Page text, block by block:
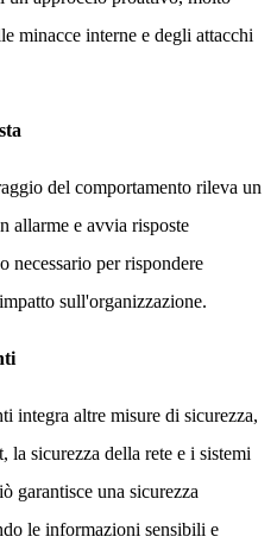
minacce interne e degli attacchi
del comportamento rileva un
allarme e avvia risposte
necessario per rispondere
sull'organizzazione.
integra altre misure di sicurezza,
sicurezza della rete e i sistemi
garantisce una sicurezza
le informazioni sensibili e